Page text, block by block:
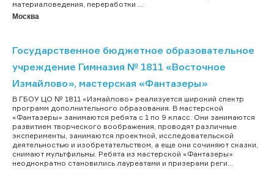
материаловедения, переработки ...
Москва
Государственное бюджетное образовательное
учреждение Гимназия № 1811 «Восточное
Измайлово», мастерская «Фантазеры»
В ГБОУ ЦО № 1811 «Измайлово» реализуется широкий спектр
программ дополнительного образования. В мастерской
«Фантазеры» занимаются ребята с 1 по 9 класс. Они занимаются
развитием творческого воображения, проводят различные
эксперименты, занимаются проектной, исследовательской
деятельностью и изобретательством, а еще они сочиняют сказки,
снимают мультфильмы. Ребята из мастерской «Фантазеры»
неоднократно становились лауреатами и призерами реги...